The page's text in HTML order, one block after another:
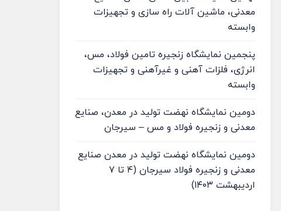
معدنی، ماشین آلات راه سازی و تجهیزات
وابسته
پنجمین نمایشگاه زنجیره تامین فولاد، مس،
انرژی، فلزات آهنی و غیرآهنی و تجهیزات
وابسته
دومین نمایشگاه نهضت تولید در معدن، صنایع
معدنی و زنجیره فولاد و مس – سیرجان
دومین نمایشگاه نهضت تولید در معدن صنایع
معدنی و زنجیره فولاد سیرجان (۴ تا ۷
اردیبهشت ۱۴۰۳)